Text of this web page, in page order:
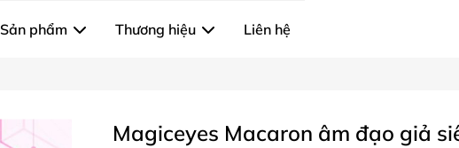
Sản phẩm Thương hiệu Liên hệ
Magiceyes Macaron âm đạo giả